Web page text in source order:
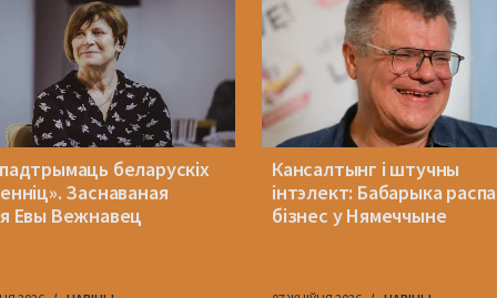
беларускіх
Заснаваная
Евы Вежнавец
Кансалтынг і штучны
інтэлект: Бабарыка
бізнес у Нямеччыне